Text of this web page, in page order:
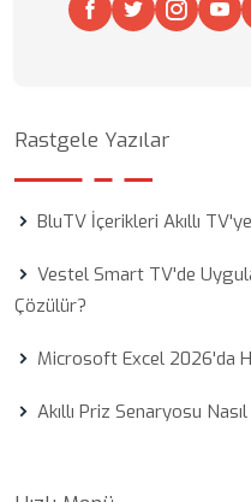
Rastgele Yazılar
BluTV İçerikleri Akıllı
Vestel Smart TV'de
Çözülür?
Microsoft Excel 2026'da
Akıllı Priz Senaryosu